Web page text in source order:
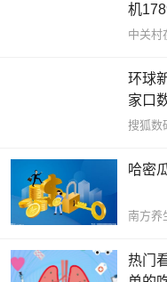
机
中关村
环球
家口
搜狐数
哈密
南方养
热门